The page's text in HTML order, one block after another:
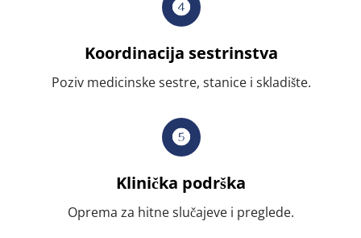
Koordinacija sestrinstva
Poziv medicinske sestre, stanice i skladište.
Klinička podrška
Oprema za hitne slučajeve i preglede.